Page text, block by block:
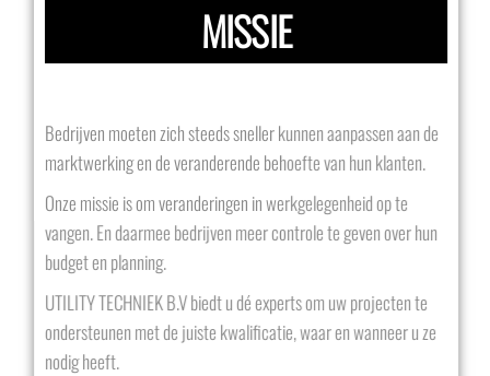
MISSIE
Bedrijven moeten zich steeds sneller kunnen aanpassen aan de
marktwerking en de veranderende behoefte van hun klanten.
Onze missie is om veranderingen in werkgelegenheid op te
vangen. En daarmee bedrijven meer controle te geven over hun
budget en planning.
UTILITY TECHNIEK B.V biedt u dé experts om uw projecten te
ondersteunen met de juiste kwalificatie, waar en wanneer u ze
nodig heeft.